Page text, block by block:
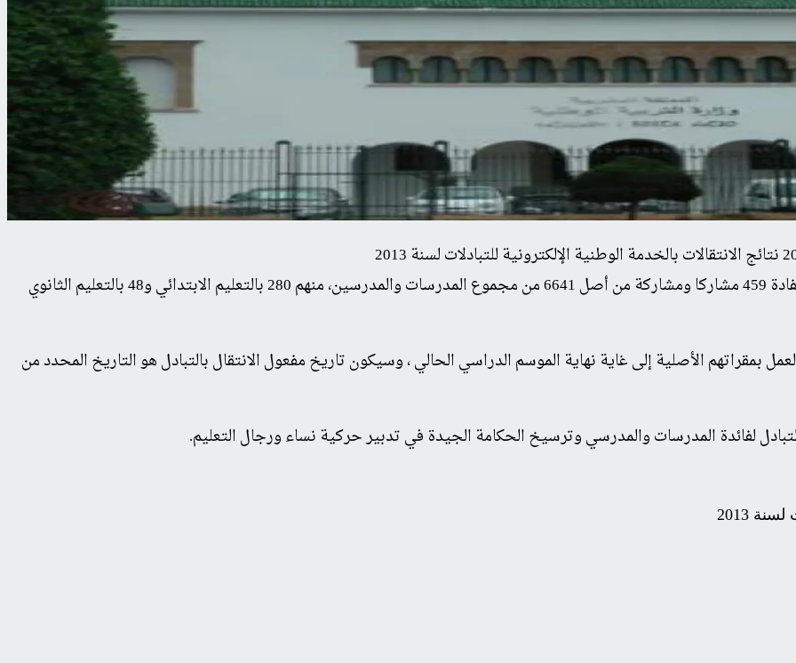
أفرزت نتائج المشاركة في الخدمة الإلكترونية للتبادلات عن استفادة 459 مشاركا ومشاركة من أصل 6641 من مجموع المدرسات والمدرسين، منهم 280 بالتعليم الابتدائي و48 بالتعليم الثانوي
بمقراتهم الأصلية إلى غاية نهاية الموسم الدراسي الحالي ، وسيكون تاريخ مفعول الانتقال بالتبادل هو التاريخ المحدد من
لفائدة المدرسات والمدرسي وترسيخ الحكامة الجيدة في تدبير حركية نساء ورجال التعليم.
2013